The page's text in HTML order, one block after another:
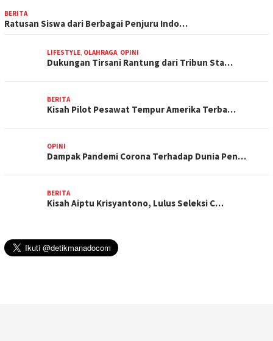
BERITA
Ratusan Siswa dari Berbagai Penjuru Indo…
LIFESTYLE OLAHRAGA OPINI
Dukungan Tirsani Rantung dari Tribun Sta…
BERITA
Kisah Pilot Pesawat Tempur Amerika Terba…
OPINI
Dampak Pandemi Corona Terhadap Dunia Pen…
BERITA
Kisah Aiptu Krisyantono, Lulus Seleksi C…